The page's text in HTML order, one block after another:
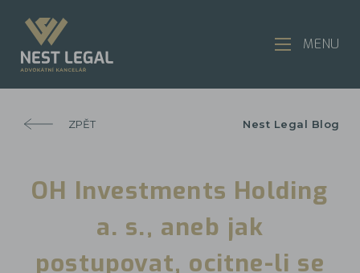
ZPĚT Nest Legal Blog
OH Investments Holding
a. s., aneb jak
postupovat, ocitne-li se
MENU